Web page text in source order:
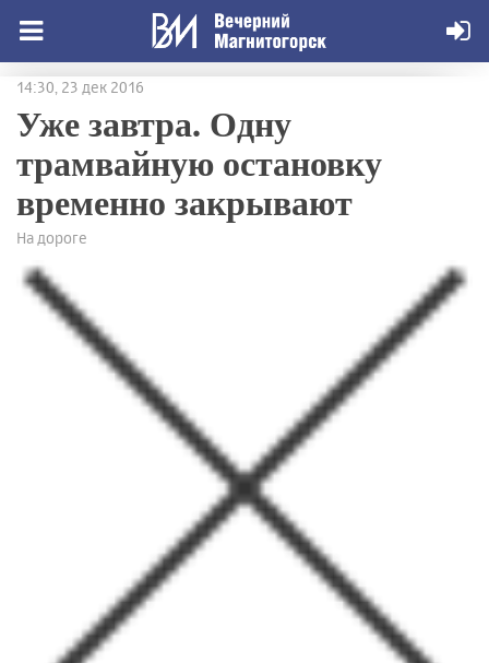
14:30, 23 дек 2016
Уже завтра. Одну
трамвайную остановку
временно закрывают
На дороге